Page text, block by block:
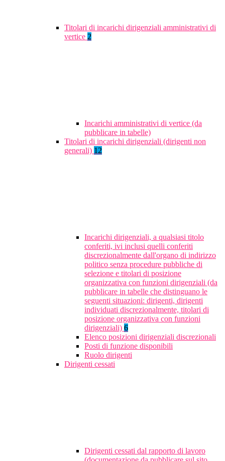
Titolari di incarichi dirigenziali amministrativi di
vertice 2
Incarichi amministrativi di vertice (da
pubblicare in tabelle)
Titolari di incarichi dirigenziali (dirigenti non
generali) 12
Incarichi dirigenziali, a qualsiasi titolo
conferiti, ivi inclusi quelli conferiti
discrezionalmente dall'organo di indirizzo
politico senza procedure pubbliche di
selezione e titolari di posizione
organizzativa con funzioni dirigenziali (da
pubblicare in tabelle che distinguano le
seguenti situazioni: dirigenti, dirigenti
individuati discrezionalmente, titolari di
posizione organizzativa con funzioni
dirigenziali) 6
Elenco posizioni dirigenziali discrezionali
Posti di funzione disponibili
Ruolo dirigenti
Dirigenti cessati
Dirigenti cessati dal rapporto di lavoro